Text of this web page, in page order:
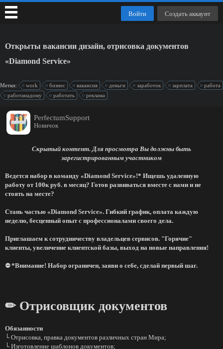
Открыты вакансии дизайн, отрисовка документов
«Diamond Service»
Метки: work бизнес вакансия деньги заработок зарплата
работа
работанадому
работать реклама
PerfectumSupport
Новичок
Скрытый контент. Для просмотра Вы должны быть
зарегистрированным участником
Ведется набор в команду «Diamond Service»!* Ищешь удаленную
работу от 100к руб. в месяц? Готов развиваться вместе с нами и не
стоять на месте?
Стань частью «Diamond Service». Гибкий график, оплата каждую
неделю, бесценный опыт с профессионалами своего дела.
Приглашаем к сотрудничеству владельцев сервисов. "Горячие"
клиенты, увеличение клиентской базы, выход на новые направления!
⛔ *Внимание! Набор ограничен, заяви о себе, сделай первый шаг.
✏ Отрисовщик документов
Обязанности
└ Отрисовка, правка документов различных стран Мира;
└ Изготовление шаблонов документов;
Войти Создать аккаунт